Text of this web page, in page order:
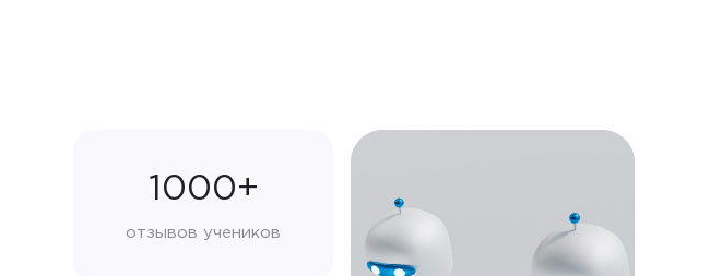
1000+
отзывов учеников